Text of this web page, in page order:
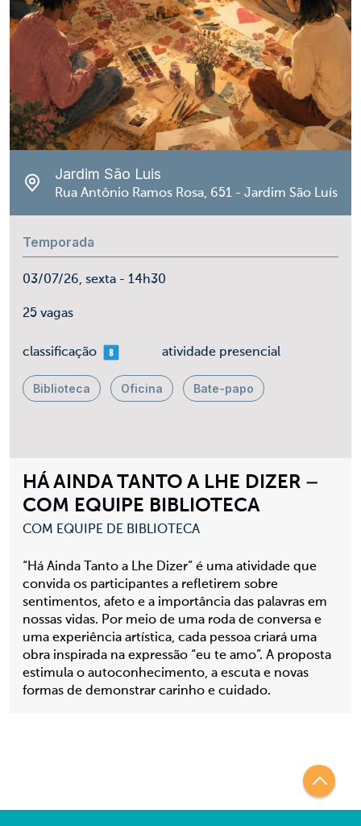
HÁ AINDA TANTO A LHE DIZER –
COM EQUIPE BIBLIOTECA
COM EQUIPE DE BIBLIOTECA
“Há Ainda Tanto a Lhe Dizer” é uma atividade que
convida os participantes a refletirem sobre
sentimentos, afeto e a importância das palavras em
nossas vidas. Por meio de uma roda de conversa e
uma experiência artística, cada pessoa criará uma
obra inspirada na expressão “eu te amo”. A proposta
estimula o autoconhecimento, a escuta e novas
formas de demonstrar carinho e cuidado.
Jardim São Luis
Rua Antônio Ramos Rosa, 651 - Jardim São Luís
Temporada
03/07/26, sexta - 14h30
25 vagas
classificaçãomais 08 atividade presencial
Biblioteca Oficina Bate-papo